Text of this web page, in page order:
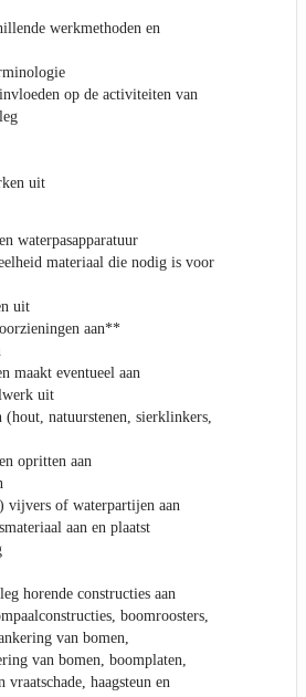
werkmethoden en
op de activiteiten van
uit
waterpasapparatuur
materiaal die nodig is voor
uit
aan**
maakt eventueel aan
uit
(hout, natuurstenen, sierklinkers,
opritten aan
vijvers of waterpartijen aan
aan en plaatst
horende constructies aan
boomroosters,
van bomen,
van bomen, boomplaten,
vraatschade, haagsteun en